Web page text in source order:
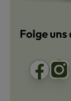
Folge